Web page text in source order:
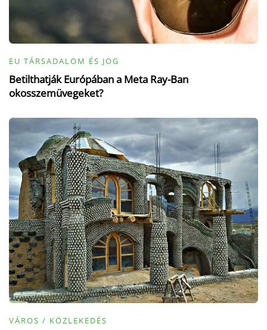
EU TÁRSADALOM ÉS JOG
Betilthatják Európában a Meta Ray-Ban
okosszemüvegeket?
VÁROS / KÖZLEKEDÉS